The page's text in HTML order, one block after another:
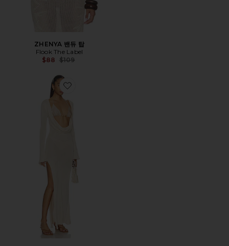
ZHENYA 밴듀 탑
Flook The Label
$88 Previous price:
$109
Favorite LILA 맥시원피스